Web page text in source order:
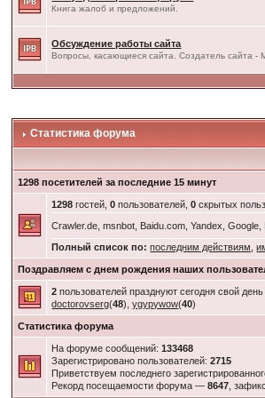
Книга жалоб и предложений.
Обсуждение работы сайта
Вопросы, касающиеся сайта. Создатель сайта -
Статистика форума
1298 посетителей за последние 15 минут
1298 гостей,0 пользователей,0 скрытых
Crawler.de, msnbot, Baidu.com, Yandex, Google,
Полный список по: последним действиям ,
Поздравляем с днем рождения наших
2 пользователей празднуют сегодня свой
doctorovserg(48),ygypywow(40)
Статистика форума
На форуме сообщений:133468
Зарегистрировано пользователей:2715
Приветствуем последнего
Рекорд посещаемости форума —8647 ,